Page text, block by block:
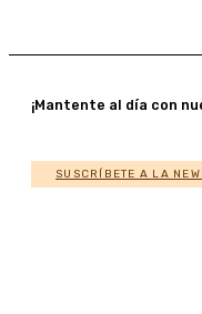
¡Mantente al día con
SUSCRÍBETE A LA